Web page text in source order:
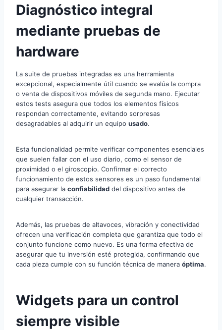
Diagnóstico integral
mediante pruebas de
hardware
La suite de pruebas integradas es una herramienta
excepcional, especialmente útil cuando se evalúa la compra
o venta de dispositivos móviles de segunda mano. Ejecutar
estos tests asegura que todos los elementos físicos
respondan correctamente, evitando sorpresas
desagradables al adquirir un equipo usado.
Esta funcionalidad permite verificar componentes esenciales
que suelen fallar con el uso diario, como el sensor de
proximidad o el giroscopio. Confirmar el correcto
funcionamiento de estos sensores es un paso fundamental
para asegurar la confiabilidad del dispositivo antes de
cualquier transacción.
Además, las pruebas de altavoces, vibración y conectividad
ofrecen una verificación completa que garantiza que todo el
conjunto funcione como nuevo. Es una forma efectiva de
asegurar que tu inversión esté protegida, confirmando que
cada pieza cumple con su función técnica de manera óptima.
Widgets para un control
siempre visible